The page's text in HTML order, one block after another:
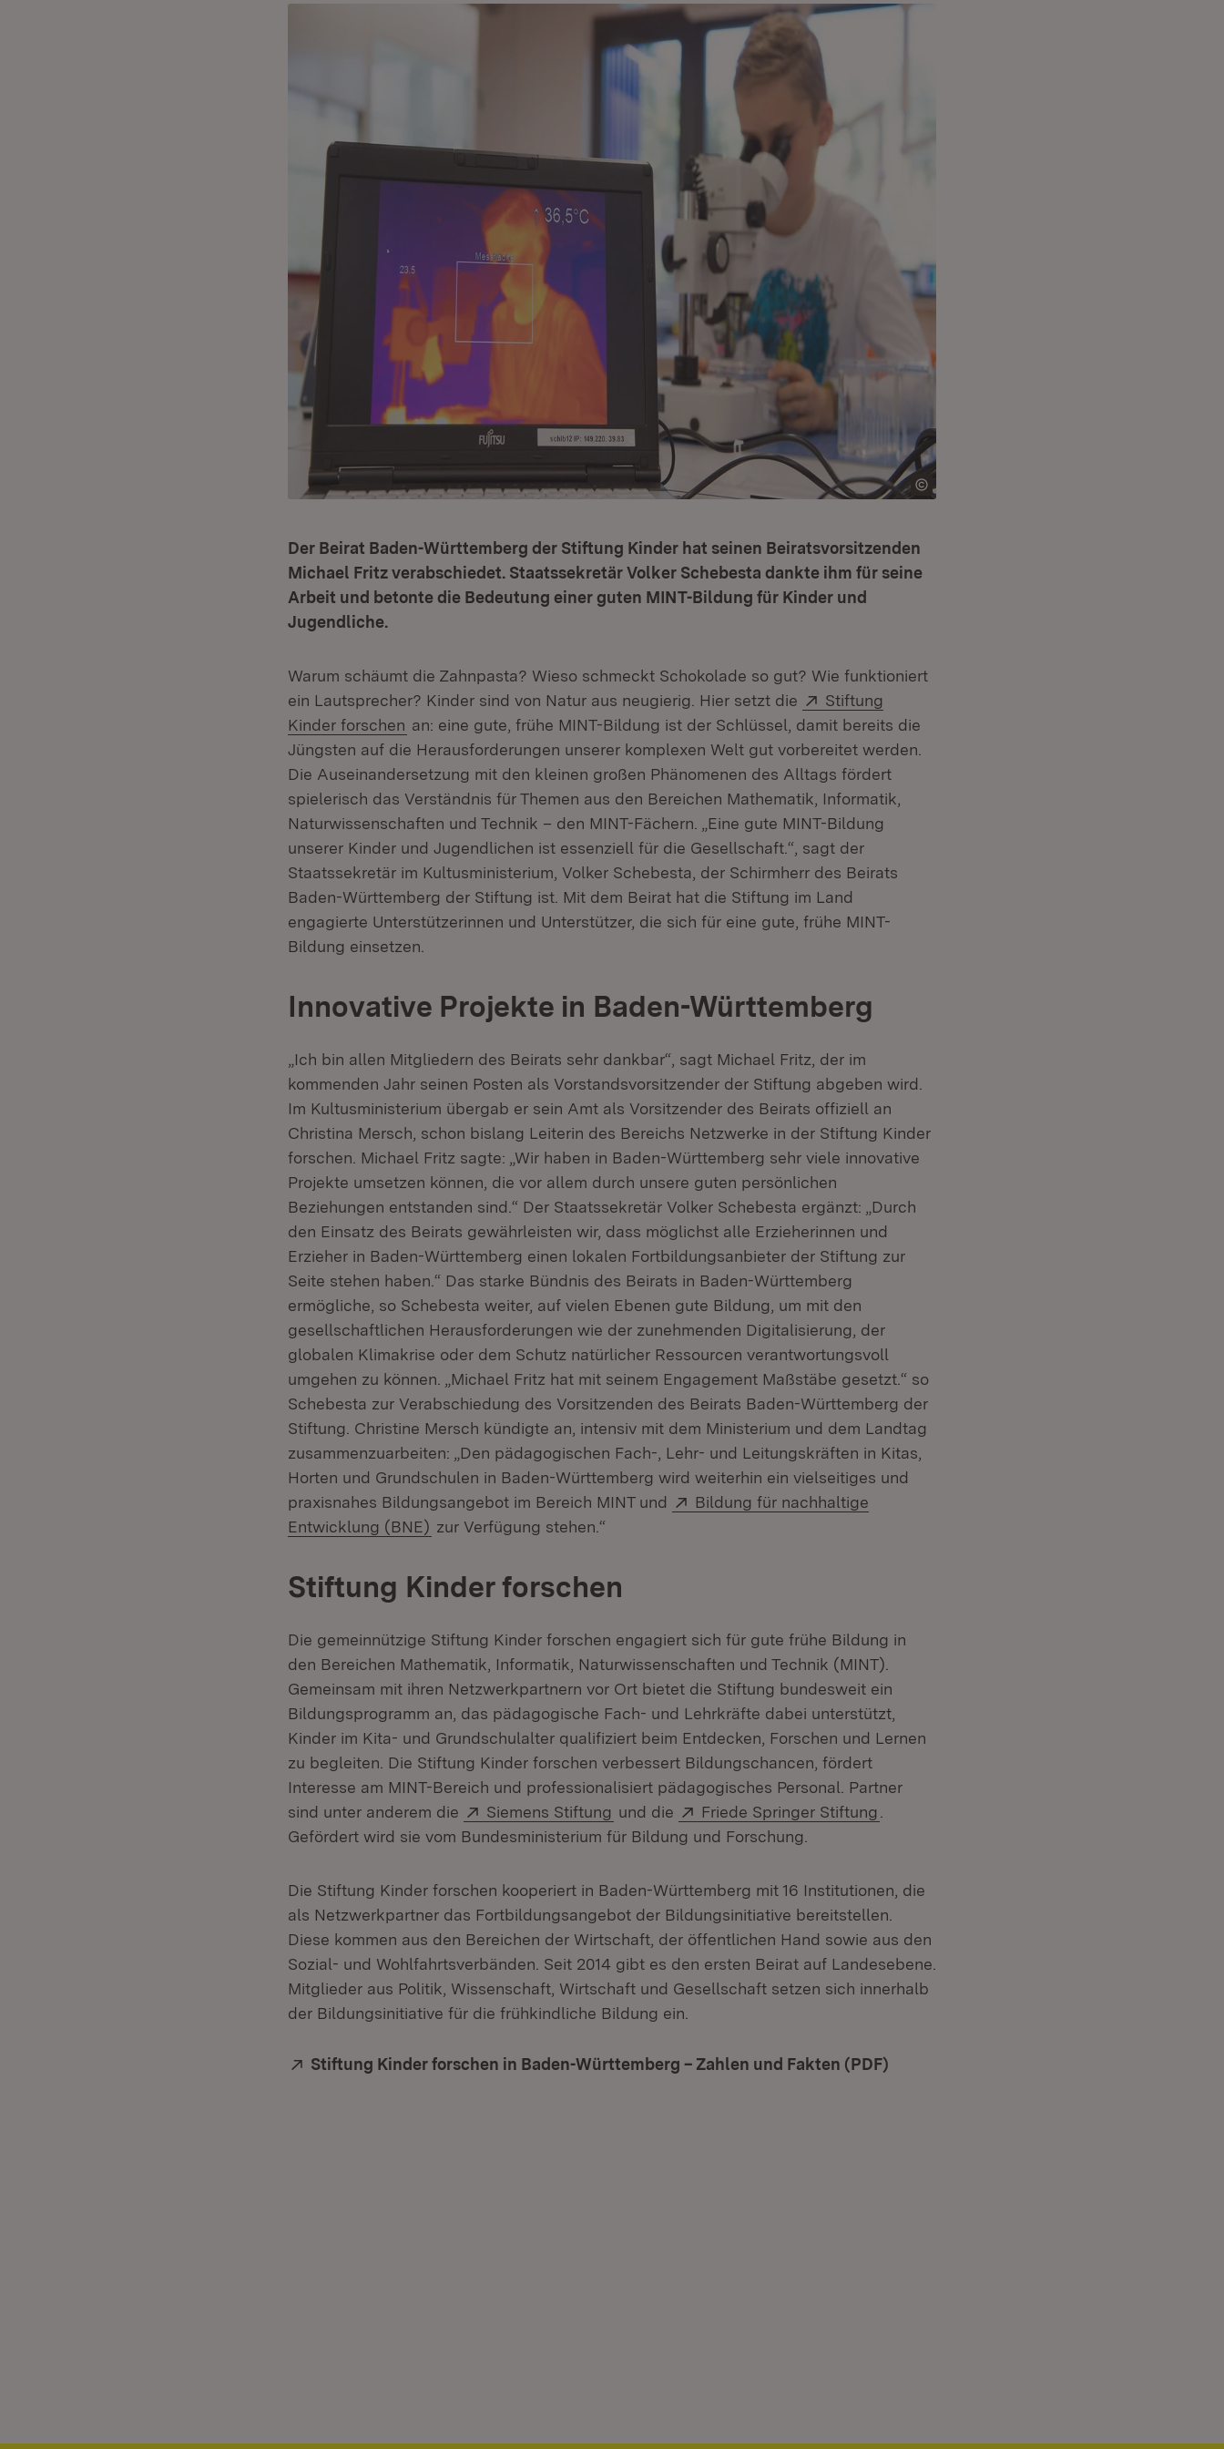
Der Beirat Baden-Württemberg der Stiftung Kinder hat seinen Beiratsvorsitzenden
Michael Fritz verabschiedet. Staatssekretär Volker Schebesta dankte ihm für seine
Arbeit und betonte die Bedeutung einer guten MINT-Bildung für Kinder und
Jugendliche.
Warum schäumt die Zahnpasta? Wieso schmeckt Schokolade so gut? Wie funktioniert
ein Lautsprecher? Kinder sind von Natur aus neugierig. Hier setzt die
Extern:
Stiftung
Kinder forschen (Öffnet in neuem Fenster)
an: eine gute, frühe MINT-Bildung ist der Schlüssel, damit bereits die
Jüngsten auf die Herausforderungen unserer komplexen Welt gut vorbereitet werden.
Die Auseinandersetzung mit den kleinen großen Phänomenen des Alltags fördert
spielerisch das Verständnis für Themen aus den Bereichen Mathematik, Informatik,
Naturwissenschaften und Technik – den MINT-Fächern. „Eine gute MINT-Bildung
unserer Kinder und Jugendlichen ist essenziell für die Gesellschaft.“, sagt der
Staatssekretär im Kultusministerium, Volker Schebesta, der Schirmherr des Beirats
Baden-Württemberg der Stiftung ist. Mit dem Beirat hat die Stiftung im Land
engagierte Unterstützerinnen und Unterstützer, die sich für eine gute, frühe MINT-
Bildung einsetzen.
Innovative Projekte in Baden-Württemberg
„Ich bin allen Mitgliedern des Beirats sehr dankbar“, sagt Michael Fritz, der im
kommenden Jahr seinen Posten als Vorstandsvorsitzender der Stiftung abgeben wird.
Im Kultusministerium übergab er sein Amt als Vorsitzender des Beirats offiziell an
Christina Mersch, schon bislang Leiterin des Bereichs Netzwerke in der Stiftung Kinder
forschen. Michael Fritz sagte: „Wir haben in Baden-Württemberg sehr viele innovative
Projekte umsetzen können, die vor allem durch unsere guten persönlichen
Beziehungen entstanden sind.“ Der Staatssekretär Volker Schebesta ergänzt: „Durch
den Einsatz des Beirats gewährleisten wir, dass möglichst alle Erzieherinnen und
Erzieher in Baden-Württemberg einen lokalen Fortbildungsanbieter der Stiftung zur
Seite stehen haben.“ Das starke Bündnis des Beirats in Baden-Württemberg
ermögliche, so Schebesta weiter, auf vielen Ebenen gute Bildung, um mit den
gesellschaftlichen Herausforderungen wie der zunehmenden Digitalisierung, der
globalen Klimakrise oder dem Schutz natürlicher Ressourcen verantwortungsvoll
umgehen zu können. „Michael Fritz hat mit seinem Engagement Maßstäbe gesetzt.“ so
Schebesta zur Verabschiedung des Vorsitzenden des Beirats Baden-Württemberg der
Stiftung. Christine Mersch kündigte an, intensiv mit dem Ministerium und dem Landtag
zusammenzuarbeiten: „Den pädagogischen Fach-, Lehr- und Leitungskräften in Kitas,
Horten und Grundschulen in Baden-Württemberg wird weiterhin ein vielseitiges und
praxisnahes Bildungsangebot im Bereich MINT und
Extern:
Bildung für nachhaltige
Entwicklung (BNE) (Öffnet in neuem Fenster)
zur Verfügung stehen.“
Stiftung Kinder forschen
Die gemeinnützige Stiftung Kinder forschen engagiert sich für gute frühe Bildung in
den Bereichen Mathematik, Informatik, Naturwissenschaften und Technik (MINT).
Gemeinsam mit ihren Netzwerkpartnern vor Ort bietet die Stiftung bundesweit ein
Bildungsprogramm an, das pädagogische Fach- und Lehrkräfte dabei unterstützt,
Kinder im Kita- und Grundschulalter qualifiziert beim Entdecken, Forschen und Lernen
zu begleiten. Die Stiftung Kinder forschen verbessert Bildungschancen, fördert
Interesse am MINT-Bereich und professionalisiert pädagogisches Personal. Partner
sind unter anderem die
Extern:
Siemens Stiftung (Öffnet in neuem Fenster)
und die Extern:
Friede Springer Stiftung
Gefördert wird sie vom Bundesministerium für Bildung und Forschung.
Die Stiftung Kinder forschen kooperiert in Baden-Württemberg mit 16 Institutionen, die
als Netzwerkpartner das Fortbildungsangebot der Bildungsinitiative bereitstellen.
Diese kommen aus den Bereichen der Wirtschaft, der öffentlichen Hand sowie aus den
Sozial- und Wohlfahrtsverbänden. Seit 2014 gibt es den ersten Beirat auf Landesebene.
Mitglieder aus Politik, Wissenschaft, Wirtschaft und Gesellschaft setzen sich innerhalb
der Bildungsinitiative für die frühkindliche Bildung ein.
Extern:
Stiftung Kinder forschen in Baden-Württemberg – Zahlen und Fakten (PDF)